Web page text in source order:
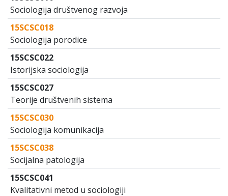
Sociologija društvenog razvoja
15SCSC018
Sociologija porodice
15SCSC022
Istorijska sociologija
15SCSC027
Teorije društvenih sistema
15SCSC030
Sociologija komunikacija
15SCSC038
Socijalna patologija
15SCSC041
Kvalitativni metod u sociologiji